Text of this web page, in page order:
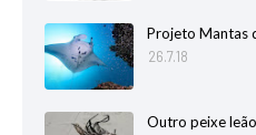
Projeto Mantas
26.7.18
Outro peixe